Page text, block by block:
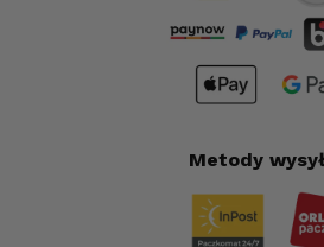
Metody